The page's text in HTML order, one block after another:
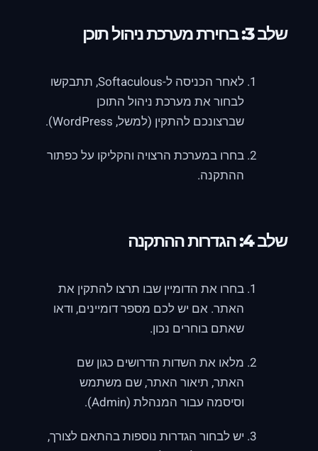
שלב 3: בחירת מערכת ניהול תוכן
לאחר הכניסה ל-Softaculous, תתבקשו
לבחור את מערכת ניהול התוכן
שברצונכם להתקין (למשל, WordPress).
בחרו במערכת הרצויה והקליקו על כפתור
ההתקנה.
שלב 4: הגדרות ההתקנה
בחרו את הדומיין שבו תרצו להתקין את
האתר. אם יש לכם מספר דומיינים, ודאו
שאתם בוחרים נכון.
מלאו את השדות הדרושים כגון שם
האתר, תיאור האתר, שם משתמש
וסיסמה עבור המנהלת (Admin).
יש לבחור הגדרות נוספות בהתאם לצורך,